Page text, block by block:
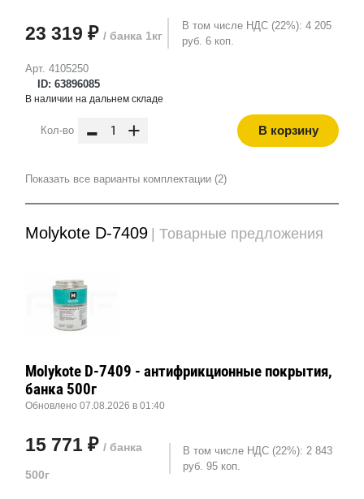
Арт. 4105250
ID: 63896085
23 319 ₽ / банка 1кг
В том числе НДС (22%): 4 205
руб. 6 коп.
В наличии на дальнем складе
Кол-во - + В корзину
Показать все варианты комплектации (2)
Molykote D-7409 | Товарные предложения
Molykote D-7409 - антифрикционные покрытия,
банка 500г
Обновлено 07.08.2026 в 01:40
15 771 ₽ / банка
500г
В том числе НДС (22%): 2 843
руб. 95 коп.